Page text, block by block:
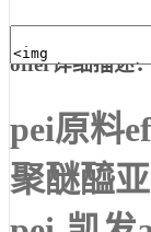
offer详细描述
pei原料
聚醚醯